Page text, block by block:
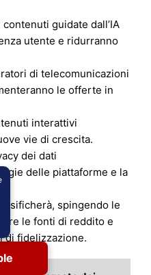
guidate dall’IA
utente e ridurranno
di telecomunicazioni
le offerte in
interattivi
vie di crescita.
dei dati
delle piattaforme e la
spingendo le
le fonti di reddito e
di fidelizzazione.